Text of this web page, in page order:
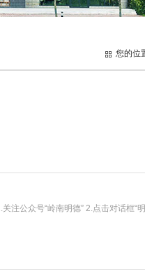
您的位
公众号“岭南明德” 2.点击对话框“